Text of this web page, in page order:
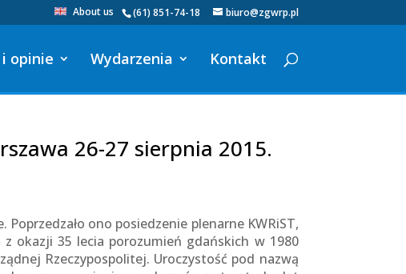
(61) 851-74-18 biuro@zgwrp.pl
About us
opinie Wydarzenia Kontakt
26-27 sierpnia 2015.
ono posiedzenie plenarne KWRiST,
okazji 35 lecia porozumień gdańskich w 1980
Rzeczypospolitej. Uroczystość pod nazwą